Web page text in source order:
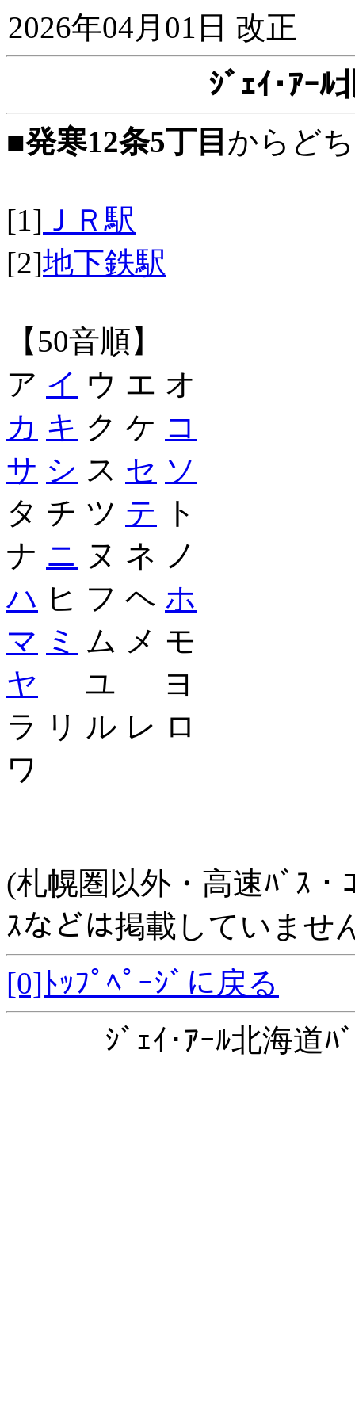
2026年04月01日 改正
ｼﾞｪｲ･ｱｰﾙ
■発寒12条5丁目 からど
[1] ＪＲ駅
[2]地下鉄駅
【50音順】
ア イ ウ エ オ
カ キ ク ケ コ
サ シ ス セ ソ
タ チ ツ テ ト
ナ ニ ヌ ネ ノ
ハ ヒ フ ヘ ホ
マ ミ ム メ モ
ヤ ユ ヨ
ラ リ ル レ ロ
ワ
(札幌圏以外・高速ﾊﾞｽ・
ｽなどは掲載していませ
[0]ﾄｯﾌﾟﾍﾟｰｼﾞに戻る
ｼﾞｪｲ･ｱｰﾙ北海道